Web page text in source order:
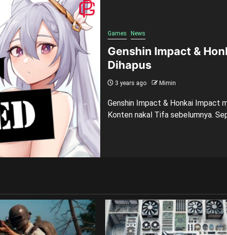
Games News
Genshin Impact &
Dihapus
3 years ago Mimin
Genshin Impact & Honkai Impact
Konten nakal Tifa sebelumnya.